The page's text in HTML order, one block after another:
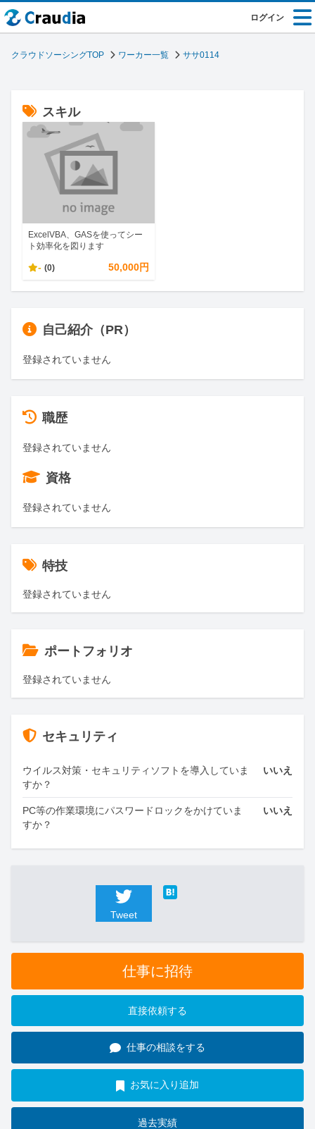
ログイン
クラウドソーシングTOP ワーカー一覧 ササ0114
スキル
ExcelVBA、GASを使ってシー
ト効率化を図ります
- (0) 50,000円
自己紹介（PR）
登録されていません
職歴
登録されていません
資格
登録されていません
特技
登録されていません
ポートフォリオ
登録されていません
セキュリティ
ウイルス対策・セキュリティソフトを導入していま
すか？
いいえ
PC等の作業環境にパスワードロックをかけていま
すか？
いいえ
Tweet
仕事に招待
直接依頼する
仕事の相談をする
お気に入り追加
過去実績